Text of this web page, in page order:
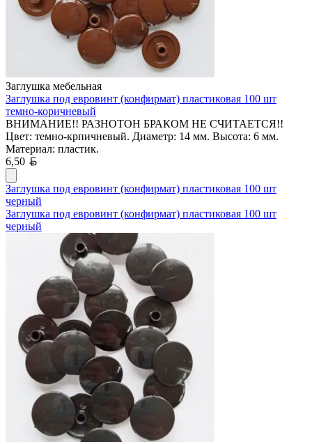
Заглушка мебельная
Заглушка под евровинт (конфирмат) пластиковая 100 шт
темно-коричневый
ВНИМАНИЕ!! РАЗНОТОН БРАКОМ НЕ СЧИТАЕТСЯ!!
Цвет: темно-крпичневый. Диаметр: 14 мм. Высота: 6 мм.
Материал: пластик.
6,50
Заглушка под евровинт (конфирмат) пластиковая 100 шт
черный
Заглушка под евровинт (конфирмат) пластиковая 100 шт
черный